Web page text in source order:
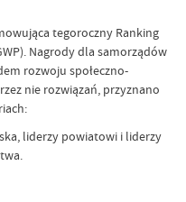
tegoroczny Ranking
Nagrody dla samorządów
rozwoju społeczno-
nie rozwiązań, przyznano
liderzy powiatowi i liderzy